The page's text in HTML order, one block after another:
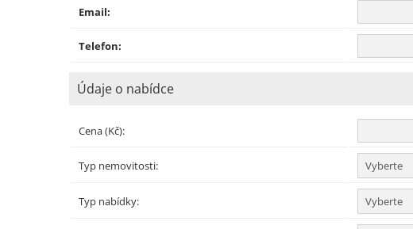
Email:
Telefon:
Údaje o nabídce
Cena (Kč):
Typ nemovitosti:
Typ nabídky: